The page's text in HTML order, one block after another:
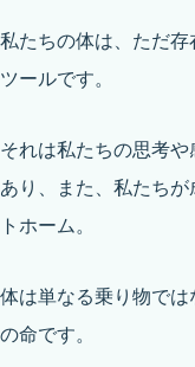
私たちの体は、ただ
ツールです。
それは私たちの思考
あり、また、私たち
トホーム。
体は単なる乗り物で
の命です。